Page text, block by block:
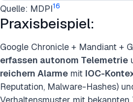
Quelle: MDPI16
Praxisbeispiel:
Google Chronicle + Mandiant +
erfassen autonom Telemetrie
reichern Alarme mit IOC-
Reputation, Malware-Hashes)
Verhaltensmuster mit bekannten